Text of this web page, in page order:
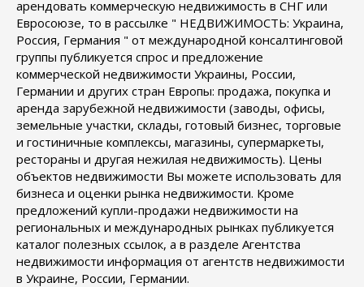
арендовать коммерческую недвижимость в СНГ или
Евросоюзе, то в рассылке " НЕДВИЖИМОСТЬ: Украина,
Россия, Германия " от международной консалтинговой
группы публикуется спрос и предложение
коммерческой недвижимости Украины, России,
Германии и других стран Европы: продажа, покупка и
аренда зарубежной недвижимости (заводы, офисы,
земельные участки, склады, готовый бизнес, торговые
и гостиничные комплексы, магазины, супермаркеты,
рестораны и другая нежилая недвижимость). Цены
объектов недвижимости Вы можете использовать для
бизнеса и оценки рынка недвижимости. Кроме
предложений купли-продажи недвижимости на
региональных и международных рынках публикуется
каталог полезных ссылок, а в разделе Агентства
недвижимости информация от агентств недвижимости
в Украине, России, Германии.